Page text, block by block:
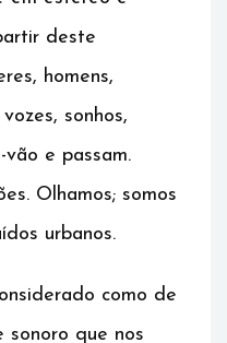
deste
homens,
sonhos,
e passam.
Olhamos; somos
urbanos.
como de
sonoro que nos